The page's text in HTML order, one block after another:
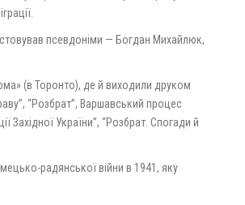
псевдоніми — Богдан Михайлюк,
(в Торонто), де й виходили друком
“Розбрат”, Варшавський процес
Західної України”, “Розбрат. Спогади й
радянської війни в 1941, яку